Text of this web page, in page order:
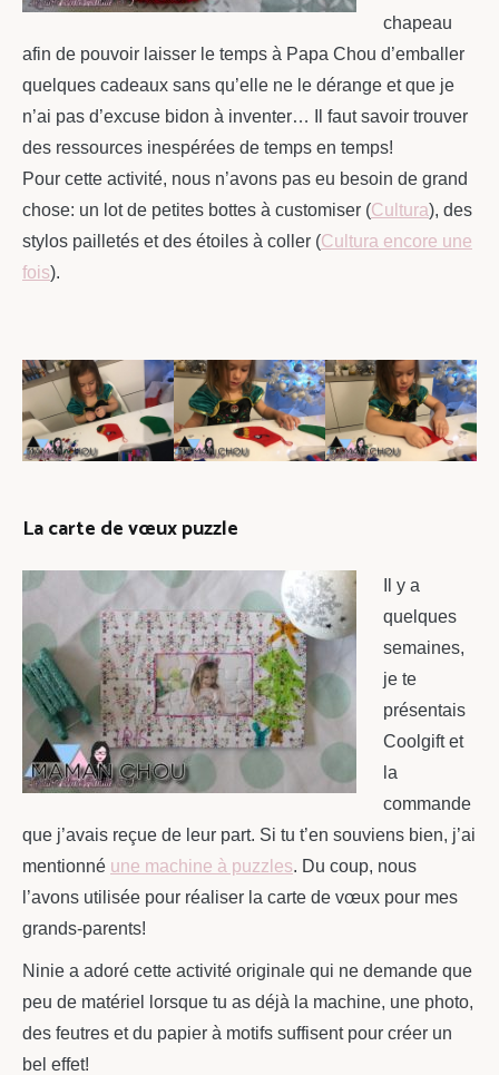
chapeau
afin de pouvoir laisser le temps à Papa Chou d’emballer
quelques cadeaux sans qu’elle ne le dérange et que je
n’ai pas d’excuse bidon à inventer… Il faut savoir trouver
des ressources inespérées de temps en temps!
Pour cette activité, nous n’avons pas eu besoin de grand
chose: un lot de petites bottes à customiser (Cultura), des
stylos pailletés et des étoiles à coller (Cultura encore une
fois).
La carte de vœux puzzle
Il y a
quelques
semaines,
je te
présentais
Coolgift et
la
commande
que j’avais reçue de leur part. Si tu t’en souviens bien, j’ai
mentionné une machine à puzzles. Du coup, nous
l’avons utilisée pour réaliser la carte de vœux pour mes
grands-parents!
Ninie a adoré cette activité originale qui ne demande que
peu de matériel lorsque tu as déjà la machine, une photo,
des feutres et du papier à motifs suffisent pour créer un
bel effet!